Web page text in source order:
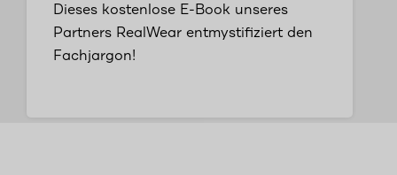
Dieses kostenlose E-Book unseres
Partners RealWear entmystifiziert den
Fachjargon!